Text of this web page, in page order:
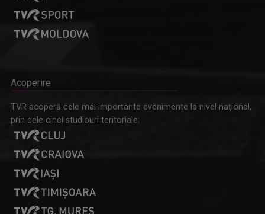
Acoperire
TVR acoperă cele mai importante evenimente la nivel naţional,
prin cele cinci studiouri teritoriale: